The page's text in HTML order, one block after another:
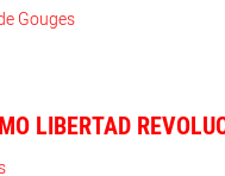
escritora vanguardista,
de la vanguardia
la lucha
Gouges
LIBERTAD